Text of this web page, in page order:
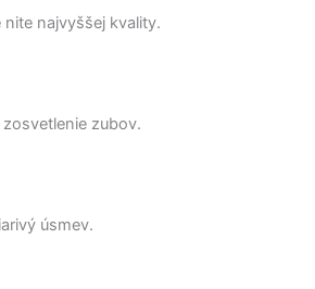
najvyššej kvality.
zubov.
úsmev.